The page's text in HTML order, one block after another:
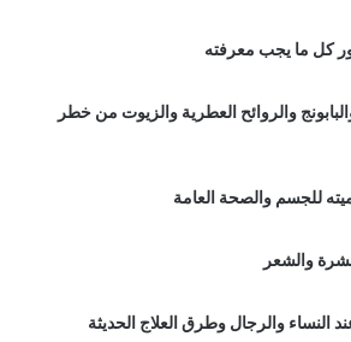
كل ما يجب معرفته
والروائح العطرية والزيوت من خطر
والشعر
النساء والرجال وطرق العلاج الحديثة